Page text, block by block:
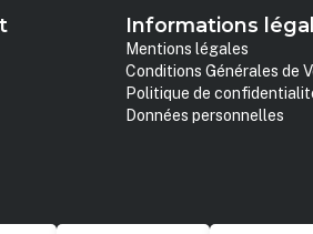
Informations
Mentions légales
Conditions Générales de
Politique de
Données personnelles